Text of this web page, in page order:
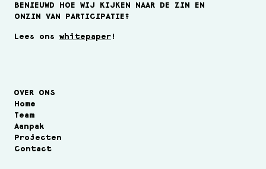
OVER ONS
Home
Team
Aanpak
Projecten
Contact
BENIEUWD HOE WIJ KIJKEN NAAR DE ZIN EN
ONZIN VAN PARTICIPATIE?
Lees ons whitepaper!